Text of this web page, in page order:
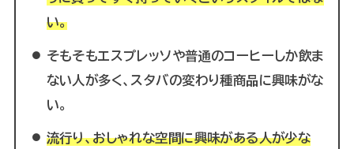
い。
そもそもエスプレッソや普通のコーヒーしか飲ま
ない人が多く、スタバの変わり種商品に興味がな
い。
流行り、おしゃれな空間に興味がある人が少な